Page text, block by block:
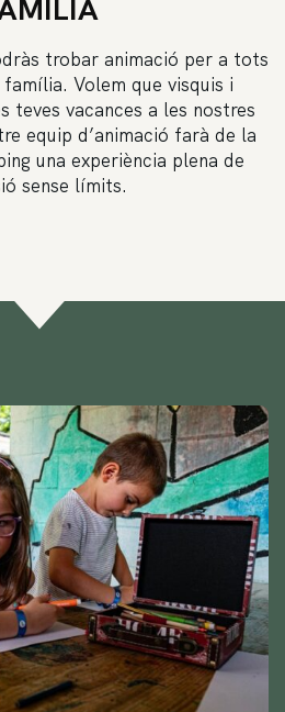
trobar animació per a tots
Volem que visquis i
teves vacances a les nostres
equip d’animació farà de la
una experiència plena de
sense límits.